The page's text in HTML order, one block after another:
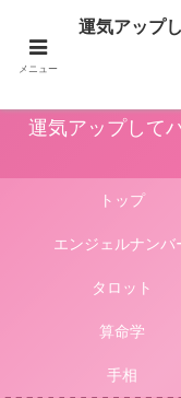
占いや風水、気学やパワー
豊かにしてくれます。この
運気アップして
トップ
エンジェルナンバ
タロット
算命学
手相
メニュー
運気アップ